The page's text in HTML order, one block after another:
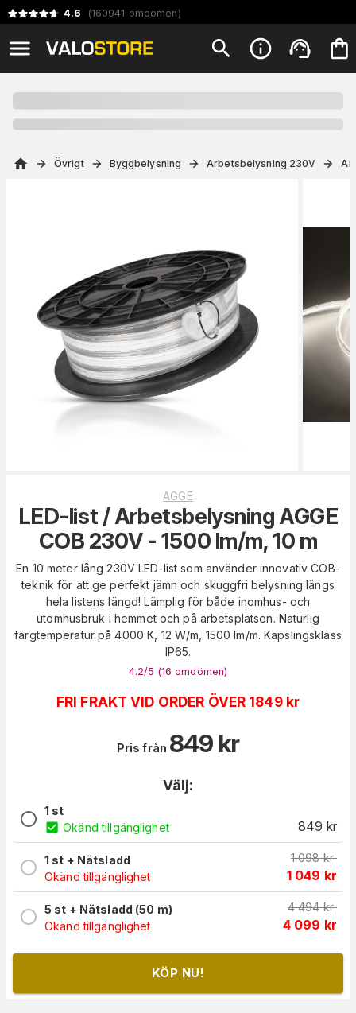
4.6 (160941 omdömen)
Övrigt Byggbelysning Arbetsbelysning 230V
AGGE
LED-list / Arbetsbelysning AGGE
COB 230V - 1500 lm/m, 10 m
En 10 meter lång 230V LED-list som använder innovativ COB-
teknik för att ge perfekt jämn och skuggfri belysning längs
hela listens längd! Lämplig för både inomhus- och
utomhusbruk i hemmet och på arbetsplatsen. Naturlig
färgtemperatur på 4000 K, 12 W/m, 1500 lm/m. Kapslingsklass
IP65.
4.2/5 (16 omdömen)
FRI FRAKT VID ORDER ÖVER 1849 kr
Pris från 849 kr
Välj:
1 st
Okänd tillgänglighet
849 kr
1 st + Nätsladd
Okänd tillgänglighet
1 098 kr
1 049 kr
5 st + Nätsladd (50 m)
Okänd tillgänglighet
4 494 kr
4 099 kr
KÖP NU!